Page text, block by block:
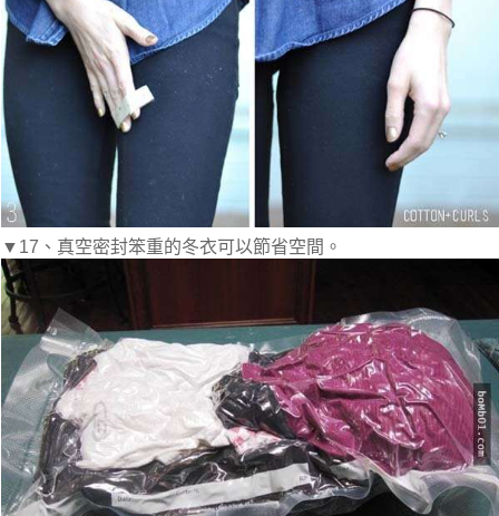
▼17、真空密封笨重的冬衣可以節省空間。